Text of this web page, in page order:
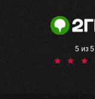
5 из 5